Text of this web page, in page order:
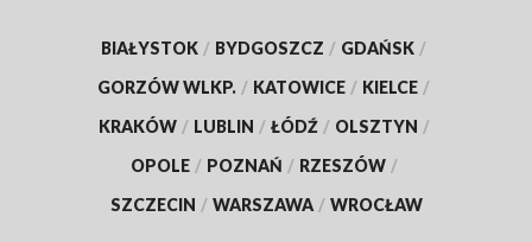
BIAŁYSTOK / BYDGOSZCZ / GDAŃSK /
GORZÓW WLKP. / KATOWICE / KIELCE /
KRAKÓW / LUBLIN / ŁÓDŹ / OLSZTYN /
OPOLE / POZNAŃ / RZESZÓW /
SZCZECIN / WARSZAWA / WROCŁAW